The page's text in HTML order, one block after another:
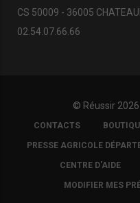
CS 50009 - 36005
02.54.07.66.66
© Réussir
FOOTER
COPYRIGHT
CONTACTS
PRESSE AGRICOLE
CENTRE D'AIDE
MODIFIER MES